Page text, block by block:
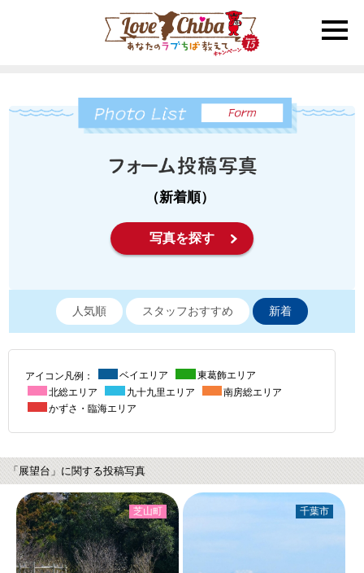
toggle
（新着順）
写真を探す
人気順 スタッフおすすめ 新着
アイコン凡例： ベイエリア
東葛飾エリア
北総エリア
九十九里エリア
南房総エリア
かずさ・臨海エリア
「展望台」に関する投稿写真
芝山町 千葉市